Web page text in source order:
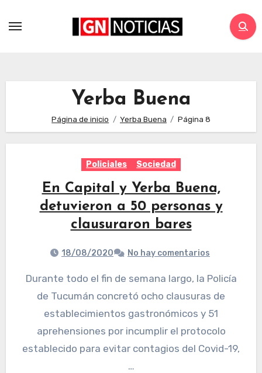
Yerba Buena
Página de inicio Yerba Buena Página 8
Policiales Sociedad
En Capital y Yerba Buena,
detuvieron a 50 personas y
clausuraron bares
18/08/2020 No hay comentarios
Durante todo el fin de semana largo, la Policía
de Tucumán concretó ocho clausuras de
establecimientos gastronómicos y 51
aprehensiones por incumplir el protocolo
establecido para evitar contagios del Covid-19,
…